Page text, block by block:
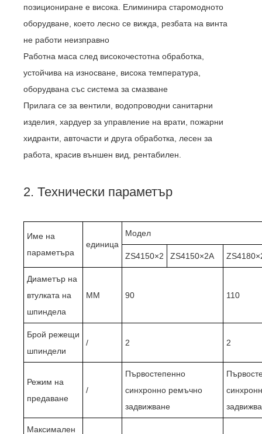
позициониране е висока. Елиминира старомодното
оборудване, което лесно се вижда, резбата на винта
не работи неизправно
Работна маса след високочестотна обработка,
устойчива на износване, висока температура,
оборудвана със система за смазване
Прилага се за вентили, водопроводни санитарни
изделия, хардуер за управление на врати, пожарни
хидранти, авточасти и друга обработка, лесен за
работа, красив външен вид, рентабилен.
2. Технически параметър
Име на
параметъра
единица
Модел
ZS4150×2 ZS4150×2A
Диаметър на
втулката на
шпиндела
ММ 90 110
Брой режещи
шпиндели
/ 2 2
Режим на
предаване
/
Първостепенно
синхронно ремъчно
задвижване
Максимален